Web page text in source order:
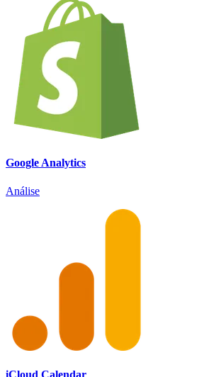
Google Analytics
Análise
iCloud Calendar